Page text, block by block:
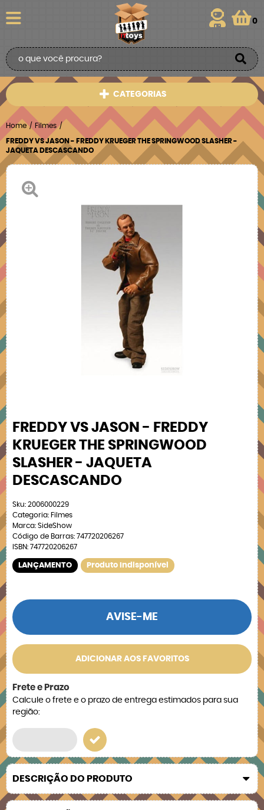
0
CATEGORIAS
Home Filmes
FREDDY VS JASON - FREDDY KRUEGER THE SPRINGWOOD SLASHER -
JAQUETA DESCASCANDO
FREDDY VS JASON - FREDDY
KRUEGER THE SPRINGWOOD
SLASHER - JAQUETA
DESCASCANDO
Sku: 2006000229
Categoria: Filmes
Marca: SideShow
Código de Barras: 747720206267
ISBN: 747720206267
LANÇAMENTO Produto Indisponível
AVISE-ME
ADICIONAR AOS FAVORITOS
Frete e Prazo
Calcule o frete e o prazo de entrega estimados para sua
região:
DESCRIÇÃO DO PRODUTO